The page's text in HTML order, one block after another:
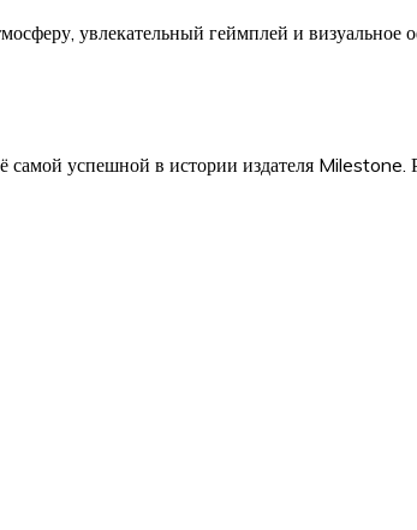
увлекательный геймплей и
успешной в истории издателя Milestone.